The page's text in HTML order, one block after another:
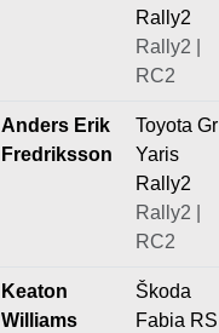
Rally2
Rally2 |
RC2
Anders Erik
Fredriksson
Toyota Gr
Yaris
Rally2
Rally2 |
RC2
Keaton
Williams
Škoda
Fabia RS